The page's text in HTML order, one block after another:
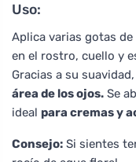
Uso:
Aplica varias gotas de
en el rostro, cuello y
Gracias a su
área de los ojos. Se
ideal para cremas y
Consejo: Si sientes